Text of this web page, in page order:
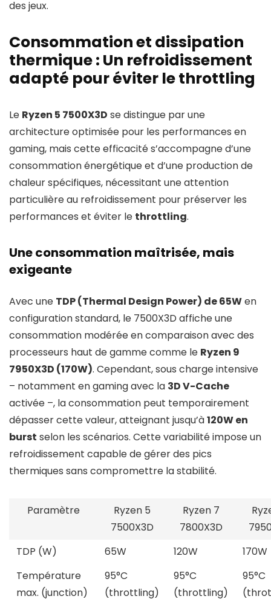
des jeux.
Consommation et dissipation
thermique : Un refroidissement
adapté pour éviter le throttling
Le Ryzen 5 7500X3D se distingue par une
architecture optimisée pour les performances en
gaming, mais cette efficacité s’accompagne d’une
consommation énergétique et d’une production de
chaleur spécifiques, nécessitant une attention
particulière au refroidissement pour préserver les
performances et éviter le throttling.
Une consommation maîtrisée, mais
exigeante
Avec une TDP (Thermal Design Power) de 65Wen
configuration standard, le 7500X3D affiche une
consommation modérée en comparaison avec des
processeurs haut de gamme comme le Ryzen 9
7950X3D (170W). Cependant, sous charge intensive
– notamment en gaming avec la 3D V-Cache
activée –, la consommation peut temporairement
dépasser cette valeur, atteignant jusqu’à120W en
burst selon les scénarios. Cette variabilité impose un
refroidissement capable de gérer des pics
thermiques sans compromettre la stabilité.
Paramètre
Ryzen 5
7500X3D
Ryzen 7
7800X3D
TDP (W)
65W 120W
170W
Température
max. (junction)
95°C
(throttling)
95°C
(throttling)
95°C